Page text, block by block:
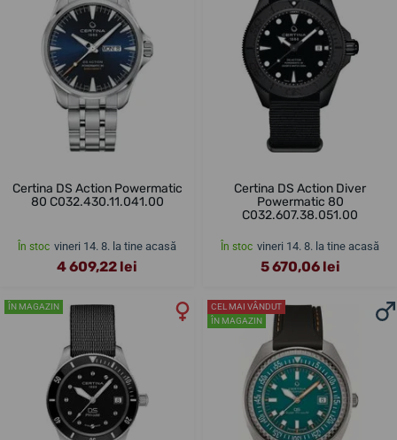
Certina DS Action Powermatic
80 C032.430.11.041.00
În stoc vineri 14. 8. la tine acasă
4 609,22 lei
Certina DS Action Diver
Powermatic 80
C032.607.38.051.00
În stoc vineri 14. 8. la tine acasă
5 670,06 lei
ÎN MAGAZIN
CEL MAI VÂNDUT
ÎN MAGAZIN